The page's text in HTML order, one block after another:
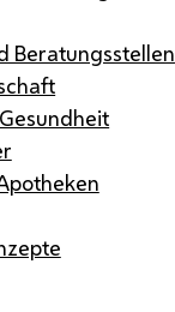
Beratungsstellen